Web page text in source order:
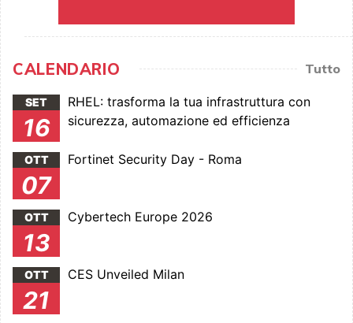
CALENDARIO Tutto
SET
16
RHEL: trasforma la tua infrastruttura con
sicurezza, automazione ed efficienza
OTT
07
Fortinet Security Day - Roma
OTT
13
Cybertech Europe 2026
OTT
21
CES Unveiled Milan